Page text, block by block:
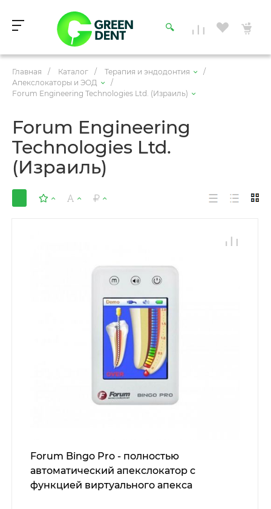
Главная / Каталог / Терапия и эндодонтия
/
Апекслокаторы и ЭОД
/
Forum Engineering Technologies Ltd. (Израиль)
Forum Engineering
Technologies Ltd.
(Израиль)
Forum Bingo Pro - полностью
автоматический апекслокатор с
функцией виртуального апекса